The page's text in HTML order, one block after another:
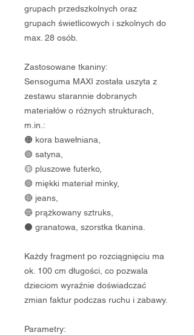
grupach przedszkolnych oraz
grupach świetlicowych i szkolnych do
max. 28 osób.
Zastosowane tkaniny:
Sensoguma MAXI została uszyta z
zestawu starannie dobranych
materiałów o różnych strukturach,
m.in.:
🟠 kora bawełniana,
🟢 satyna,
🟡 pluszowe futerko,
🟣 miękki materiał minky,
🔴 jeans,
🔵 prążkowany sztruks,
⚫️ granatowa, szorstka tkanina.
Każdy fragment po rozciągnięciu ma
ok. 100 cm długości, co pozwala
dzieciom wyraźnie doświadczać
zmian faktur podczas ruchu i zabawy.
Parametry: